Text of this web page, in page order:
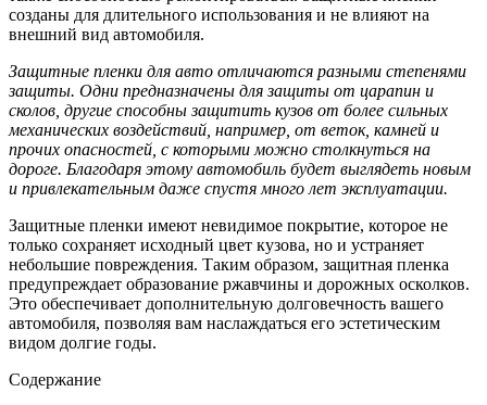
созданы для длительного использования и не влияют на
внешний вид автомобиля.
Защитные пленки для авто отличаются разными степенями
защиты. Одни предназначены для защиты от царапин и
сколов, другие способны защитить кузов от более сильных
механических воздействий, например, от веток, камней и
прочих опасностей, с которыми можно столкнуться на
дороге. Благодаря этому автомобиль будет выглядеть новым
и привлекательным даже спустя много лет эксплуатации.
Защитные пленки имеют невидимое покрытие, которое не
только сохраняет исходный цвет кузова, но и устраняет
небольшие повреждения. Таким образом, защитная пленка
предупреждает образование ржавчины и дорожных осколков.
Это обеспечивает дополнительную долговечность вашего
автомобиля, позволяя вам наслаждаться его эстетическим
видом долгие годы.
Содержание